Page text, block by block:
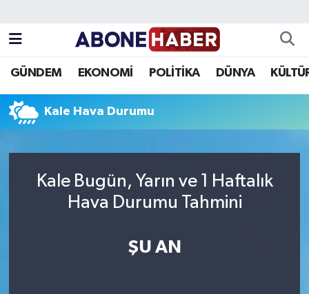
GÜNDEM EKONOMİ POLİTİKA DÜNYA
Kale Hava Durumu
Kale Bugün, Yarın ve 1 Haftalık
Hava Durumu Tahmini
ŞU AN
Bilim ve Teknoloji
Tüm Manşetler